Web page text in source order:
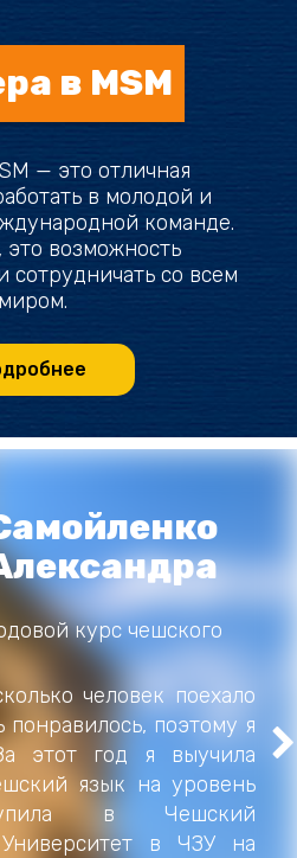
в MSM
— это отличная
в молодой и
команде.
это возможность
сотрудничать со всем
миром.
курс чешского
человек поехало
поэтому я
этот год я выучила
язык на уровень
в Чешский
Университет в ЧЗУ на